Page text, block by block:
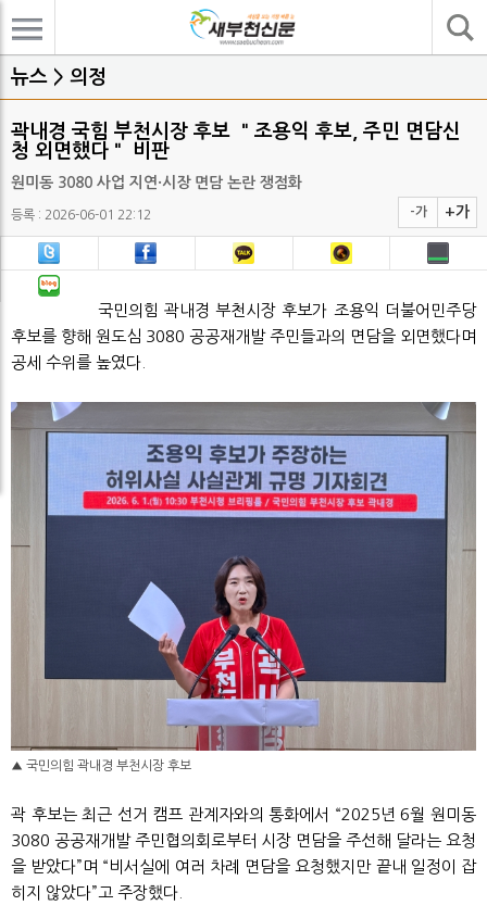
뉴스 > 의정
곽내경 국힘 부천시장 후보 ＂조용익 후보, 주민 면담신
청 외면했다＂ 비판
원미동 3080 사업 지연·시장 면담 논란 쟁점화
등록 : 2026-06-01 22:12 -가 +가
국민의힘 곽내경 부천시장 후보가 조용익 더불어민주당
후보를 향해 원도심 3080 공공재개발 주민들과의 면담을 외면했다며
공세 수위를 높였다.
▲ 국민의힘 곽내경 부천시장 후보
곽 후보는 최근 선거 캠프 관계자와의 통화에서 “2025년 6월 원미동
3080 공공재개발 주민협의회로부터 시장 면담을 주선해 달라는 요청
을 받았다”며 “비서실에 여러 차례 면담을 요청했지만 끝내 일정이 잡
히지 않았다”고 주장했다.